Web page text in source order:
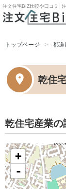
注文住宅BIZ比較や口コミ│注文
トップページ 都道
乾住
乾住宅産業の
+
-